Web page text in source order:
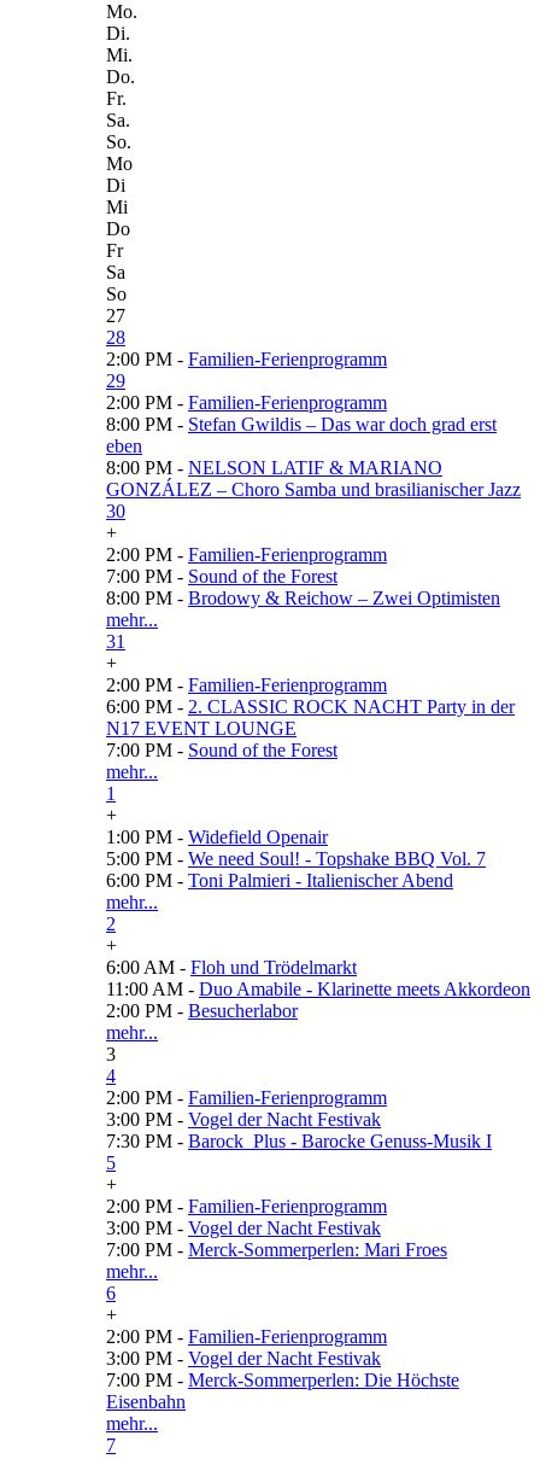
Mo.
Di.
Mi.
Do.
Fr.
Sa.
So.
Mo
Di
Mi
Do
Fr
Sa
So
27
28
2:00 PM - Familien-Ferienprogramm
29
2:00 PM - Familien-Ferienprogramm
8:00 PM - Stefan Gwildis – Das war doch grad erst
eben
8:00 PM - NELSON LATIF & MARIANO
GONZÁLEZ – Choro Samba und brasilianischer Jazz
30
+
2:00 PM - Familien-Ferienprogramm
7:00 PM - Sound of the Forest
8:00 PM - Brodowy & Reichow – Zwei Optimisten
mehr...
31
+
2:00 PM - Familien-Ferienprogramm
6:00 PM - 2. CLASSIC ROCK NACHT Party in der
N17 EVENT LOUNGE
7:00 PM - Sound of the Forest
mehr...
1
+
1:00 PM - Widefield Openair
5:00 PM - We need Soul! - Topshake BBQ Vol. 7
6:00 PM - Toni Palmieri - Italienischer Abend
mehr...
2
+
6:00 AM - Floh und Trödelmarkt
11:00 AM - Duo Amabile - Klarinette meets Akkordeon
2:00 PM - Besucherlabor
mehr...
3
4
2:00 PM - Familien-Ferienprogramm
3:00 PM - Vogel der Nacht Festivak
7:30 PM - Barock_Plus - Barocke Genuss-Musik I
5
+
2:00 PM - Familien-Ferienprogramm
3:00 PM - Vogel der Nacht Festivak
7:00 PM - Merck-Sommerperlen: Mari Froes
mehr...
6
+
2:00 PM - Familien-Ferienprogramm
3:00 PM - Vogel der Nacht Festivak
7:00 PM - Merck-Sommerperlen: Die Höchste
Eisenbahn
mehr...
7